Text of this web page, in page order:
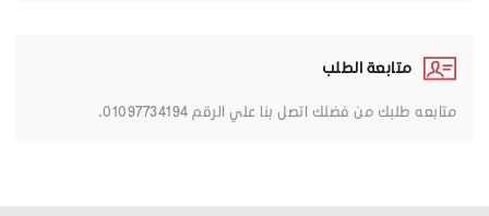
متابعة الطلب
متابعه طلبك من فضلك اتصل بنا علي الرقم 01097734194.